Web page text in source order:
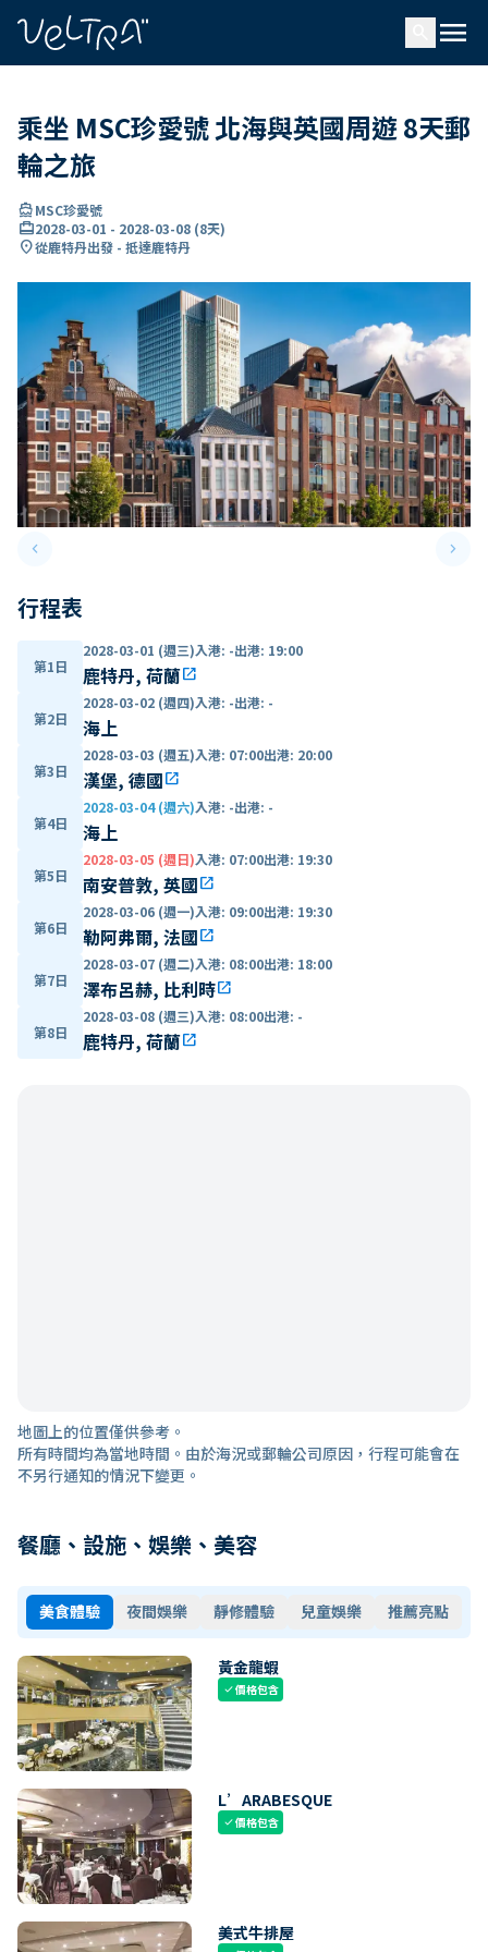
menu
乘坐 MSC珍愛號 北海與英國周遊 8天郵
輪之旅
directions_boatMSC珍愛號
card_travel2028-03-01 - 2028-03-08 (8天)
location_on從鹿特丹出發 - 抵達鹿特丹
keyboard_arrow_leftPrevious slide keyboard_arrow_right
行程表
第1日
2028-03-01 (週三)入港: -出港: 19:00
鹿特丹, 荷蘭open_in_new
第2日
2028-03-02 (週四)入港: -出港: -
海上
第3日
2028-03-03 (週五)入港: 07:00出港: 20:00
漢堡, 德國open_in_new
第4日
2028-03-04 (週六)入港: -出港: -
海上
第5日
2028-03-05 (週日)入港: 07:00出港: 19:30
南安普敦, 英國open_in_new
第6日
2028-03-06 (週一)入港: 09:00出港: 19:30
勒阿弗爾, 法國open_in_new
第7日
2028-03-07 (週二)入港: 08:00出港: 18:00
澤布呂赫, 比利時open_in_new
第8日
2028-03-08 (週三)入港: 08:00出港: -
鹿特丹, 荷蘭open_in_new
地圖上的位置僅供參考。
所有時間均為當地時間。由於海況或郵輪公司原因，行程可能會在
不另行通知的情況下變更。
餐廳、設施、娛樂、美容
美食體驗 夜間娛樂 靜修體驗 兒童娛樂 推薦亮點
黃金龍蝦
check價格包含
L’ARABESQUE
check價格包含
美式牛排屋